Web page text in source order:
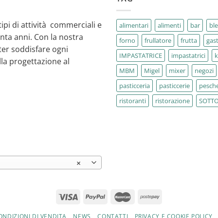
di attività commerciali e
anni. Con la nostra
soddisfare ogni
progettazione al
alimentari alimenti bar
forno
frullatore frutta
IMPASTATRICE
impastatrici
MBM
Migel mixer negozi
pasticceria
pasticcerie
ristoranti
ristorazione
×
DI VENDITA NEWS CONTATTI PRIVACY E COOKIE POLICY